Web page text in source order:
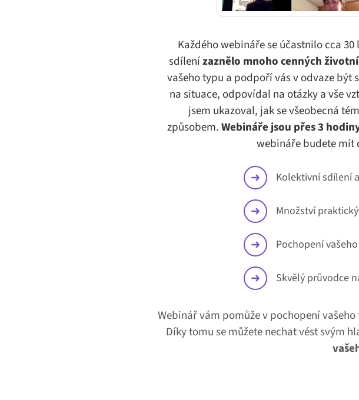
Každého webináře se účastnilo cca
sdílenízaznělo mnoho cenných
vašeho typu a podpoří vás v odvaze být
na situace, odpovídal na otázky a vše
jsem ukazoval, jak se všeobecná
způsobem.Webináře jsou přes 3
webináře budete mít
Kolektivní sdílení
Množství
Pochopení
Skvělý průvodce
Webinář vám pomůže v pochopení
Díky tomu se můžete nechat vést svým